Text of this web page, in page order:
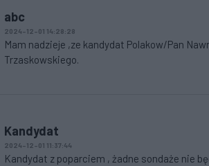
abc
2024-12-01 14:28:28
Mam nadzieje ,ze kandydat Polakow/Pan
Trzaskowskiego.
Kandydat
2024-12-01 11:37:44
Kandydat z poparciem , żadne sondaże nie